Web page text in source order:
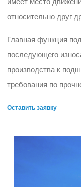
относительно друг
Главная функция
последующего
производства к
требования по
Оставить заявку